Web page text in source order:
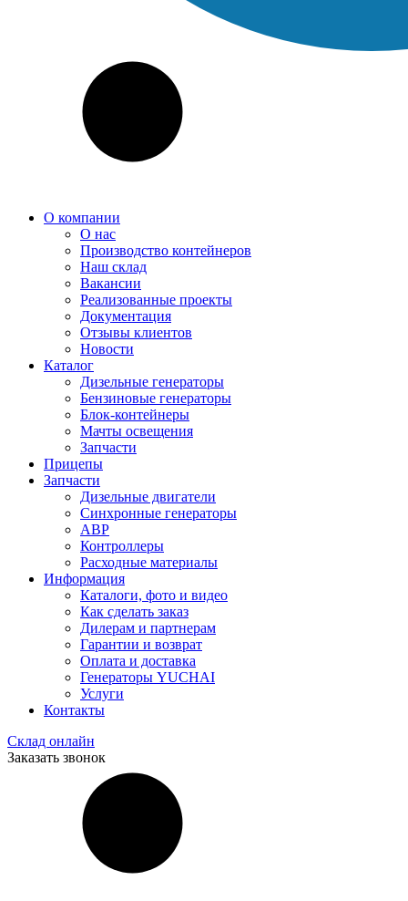
О компании
О нас
Производство контейнеров
Наш склад
Вакансии
Реализованные проекты
Документация
Отзывы клиентов
Новости
Каталог
Дизельные генераторы
Бензиновые генераторы
Блок-контейнеры
Мачты освещения
Запчасти
Прицепы
Запчасти
Дизельные двигатели
Синхронные генераторы
АВР
Контроллеры
Расходные материалы
Информация
Каталоги, фото и видео
Как сделать заказ
Дилерам и партнерам
Гарантии и возврат
Оплата и доставка
Генераторы YUCHAI
Услуги
Контакты
Склад онлайн
Заказать звонок